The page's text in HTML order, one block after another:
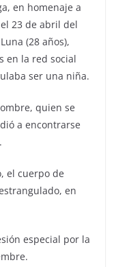
en homenaje a
23 de abril del
(28 años),
en la red social
ser una niña.
quien se
a encontrarse
el cuerpo de
en
especial por la